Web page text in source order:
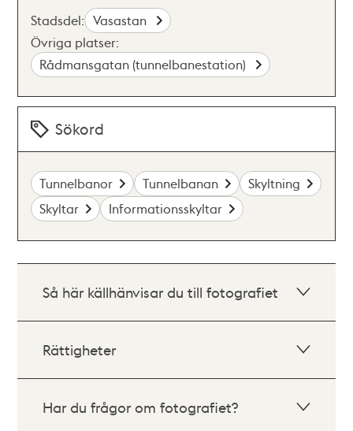
Stadsdel: Vasastan
Övriga platser:
Rådmansgatan (tunnelbanestation)
Sökord
Tunnelbanor Tunnelbanan
Skyltning
Skyltar
Informationsskyltar
Så här källhänvisar du till fotografiet
Rättigheter
Har du frågor om fotografiet?